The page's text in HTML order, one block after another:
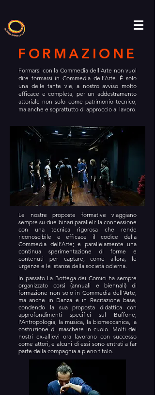
FORMAZIONE
Formarsi con la Commedia dell’Arte non vuol
dire formarsi in Commedia dell’Arte. È solo
una delle tante vie, a nostro avviso molto
efficace e completa, per un addestramento
attoriale non solo come patrimonio tecnico,
ma anche e soprattutto di approccio al lavoro.
Le nostre proposte formative viaggiano
sempre su due binari paralleli: la connessione
con una tecnica rigorosa che rende
riconoscibile e efficace il codice della
Commedia dell’Arte; e parallelamente una
continua sperimentazione di forme e
contenuti per captare, come allora, le
urgenze e le istanze della società odierna.
In passato La Bottega dei Comici ha sempre
organizzato corsi (annuali e biennali) di
formazione non solo in Commedia dell’Arte,
ma anche in Danza e in Recitazione base,
condendo la sua proposta didattica con
approfondimenti specifici sul Buffone,
l’Antropologia, la musica, la biomeccanica, la
costruzione di maschere in cuoio. Molti dei
nostri ex-allievi ora lavorano con successo
come attori, e alcuni di essi sono entrati a far
parte della compagnia a pieno titolo.